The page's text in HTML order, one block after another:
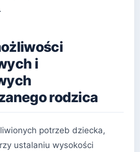
i
rodzica
potrzeb dziecka,
ustalaniu wysokości